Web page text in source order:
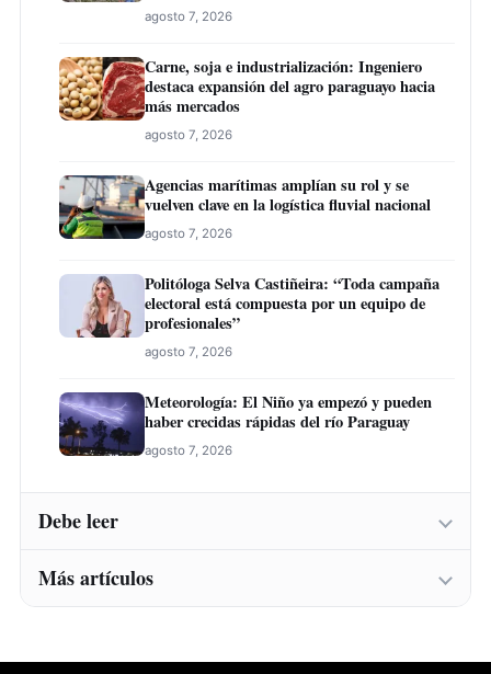
agosto 7, 2026
Carne, soja e industrialización: Ingeniero
destaca expansión del agro paraguayo hacia
más mercados
agosto 7, 2026
Agencias marítimas amplían su rol y se
vuelven clave en la logística fluvial nacional
agosto 7, 2026
Politóloga Selva Castiñeira: “Toda campaña
electoral está compuesta por un equipo de
profesionales”
agosto 7, 2026
Meteorología: El Niño ya empezó y pueden
haber crecidas rápidas del río Paraguay
agosto 7, 2026
Debe leer
Instituto Belén abre inscripciones para una
Más artículos